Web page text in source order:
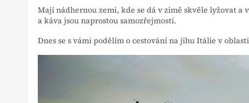
Mají nádhernou zemi, kde se dá v zimě skvěle lyžovat
a káva jsou naprostou samozřejmostí.
Dnes se s vámi podělím o cestování na jihu Itálie v